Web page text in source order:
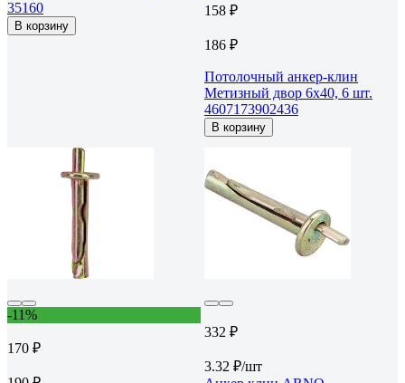
35160
В корзину
158 ₽
186 ₽
Потолочный анкер-клин
Метизный двор 6х40, 6 шт.
4607173902436
В корзину
-11%
170 ₽
332 ₽
3.32 ₽/шт